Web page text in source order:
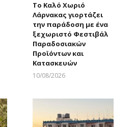
Το Καλό Χωριό
Λάρνακας γιορτάζει
την παράδοση με ένα
ξεχωριστό Φεστιβάλ
Παραδοσιακών
Προϊόντων και
Κατασκευών
10/08/2026